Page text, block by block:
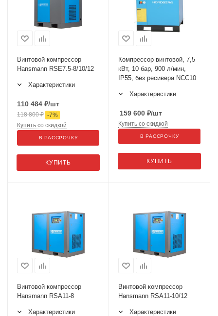
Винтовой компрессор
Hansmann RSE7.5-8/10/12
Характеристики
110 484 ₽/шт
118 800₽ -7%
КУПИТЬ
Купить со скидкой
В РАССРОЧКУ
Компрессор винтовой, 7,5
кВт, 10 бар, 900 л/мин,
IP55, без ресивера NCC10
Характеристики
159 600 ₽/шт
КУПИТЬ
Купить со скидкой
В РАССРОЧКУ
Винтовой компрессор
Hansmann RSA11-8
Характеристики
Винтовой компрессор
Hansmann RSA11-10/12
Характеристики